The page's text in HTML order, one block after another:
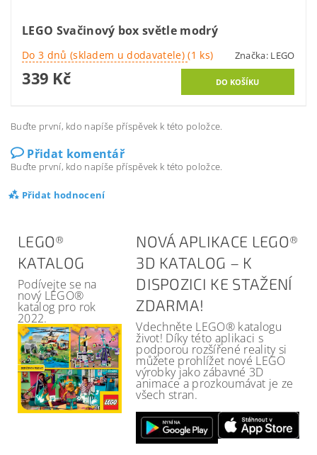
LEGO Svačinový box světle modrý
Do 3 dnů (skladem u dodavatele)(1 ks) Značka: LEGO
339 Kč
Buďte první, kdo napíše příspěvek k této položce.
Přidat komentář
Buďte první, kdo napíše příspěvek k této položce.
Přidat hodnocení
LEGO®
KATALOG
Podívejte se na
nový LEGO®
katalog pro rok
2022.
NOVÁ APLIKACE LEGO®
3D KATALOG – K
DISPOZICI KE STAŽENÍ
ZDARMA!
Vdechněte LEGO® katalogu
život! Díky této aplikaci s
podporou rozšířené reality si
můžete prohlížet nové LEGO
výrobky jako zábavné 3D
animace a prozkoumávat je ze
všech stran.